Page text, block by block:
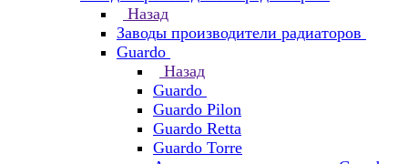
Назад
Заводы производители радиаторов
Guardo
Назад
Guardo
Guardo Pilon
Guardo Retta
Guardo Torre